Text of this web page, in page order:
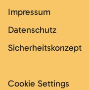
Impressum
Datenschutz
Sicherheitskonzept
Cookie Settings